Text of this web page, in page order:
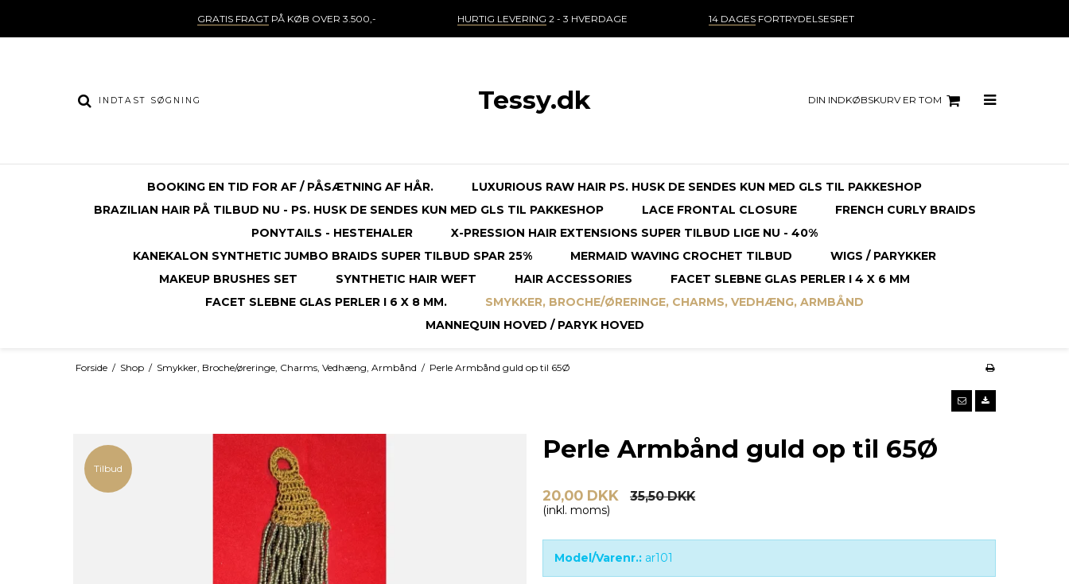
GRATIS FRAGTPÅ KØB OVER 3.500,- HURTIG LEVERING 2 - 3 HVERDAGE 14 DAGESFORTRYDELSESRET
Tessy.dk DIN INDKØBSKURV ER TOM
BOOKING EN TID FOR AF / PÅSÆTNING AF HÅR.
LUXURIOUS RAW HAIR PS. HUSK DE SENDES KUN MED GLS TIL PAKKESHOP
BRAZILIAN HAIR PÅ TILBUD NU - PS. HUSK DE SENDES KUN MED GLS TIL PAKKESHOP
LACE FRONTAL CLOSURE
FRENCH CURLY BRAIDS
PONYTAILS - HESTEHALER
X-PRESSION HAIR EXTENSIONS SUPER TILBUD LIGE NU - 40%
KANEKALON SYNTHETIC JUMBO BRAIDS SUPER TILBUD SPAR 25%
MERMAID WAVING CROCHET TILBUD
WIGS / PARYKKER
MAKEUP BRUSHES SET
SYNTHETIC HAIR WEFT HAIR ACCESSORIES
FACET SLEBNE GLAS PERLER I 4 X 6 MM
FACET SLEBNE GLAS PERLER I 6 X 8 MM.
SMYKKER, BROCHE/ØRERINGE, CHARMS, VEDHÆNG, ARMBÅND
MANNEQUIN HOVED / PARYK HOVED
Forside / Shop / Smykker, Broche/øreringe, Charms, Vedhæng, Armbånd / Perle Armbånd guld op til 65Ø
Tilbud
Perle Armbånd guld op til 65Ø
20,00 DKK 35,50 DKK
(inkl. moms)
Model/Varenr.: ar101